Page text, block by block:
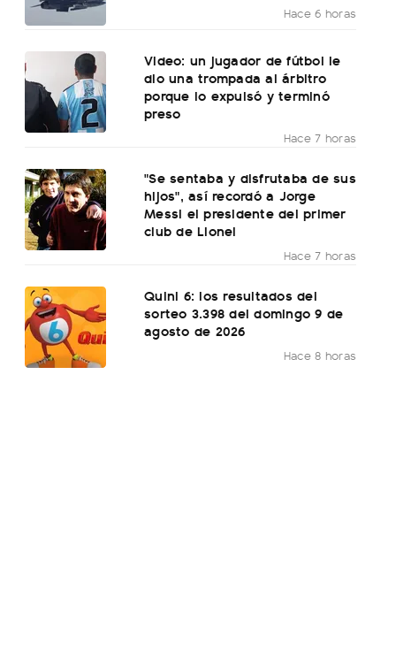
Hace 6 horas
Video: un jugador de fútbol le
dio una trompada al árbitro
porque lo expulsó y terminó
preso
Hace 7 horas
"Se sentaba y disfrutaba de sus
hijos", así recordó a Jorge
Messi el presidente del primer
club de Lionel
Hace 7 horas
Quini 6: los resultados del
sorteo 3.398 del domingo 9 de
agosto de 2026
Hace 8 horas